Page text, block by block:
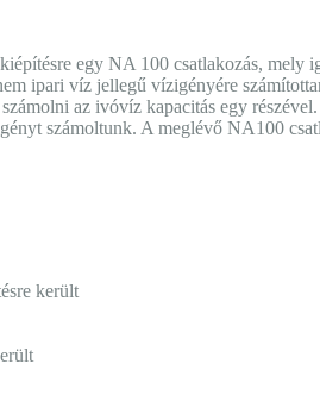
egy NA 100 csatlakozás, mely
ipari víz jellegű vízigényére
az ivóvíz kapacitás egy részével.
számoltunk. A meglévő NA100
került